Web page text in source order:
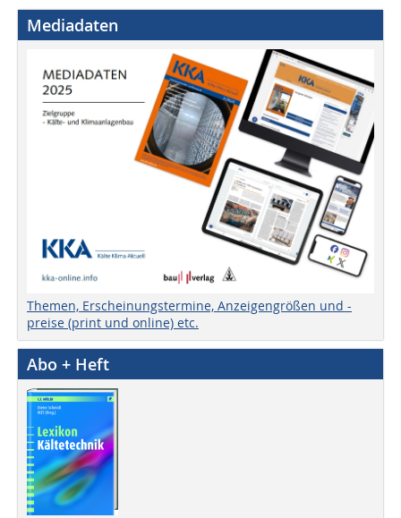
Mediadaten
Themen, Erscheinungstermine, Anzeigengrößen und -
preise (print und online) etc.
Abo + Heft